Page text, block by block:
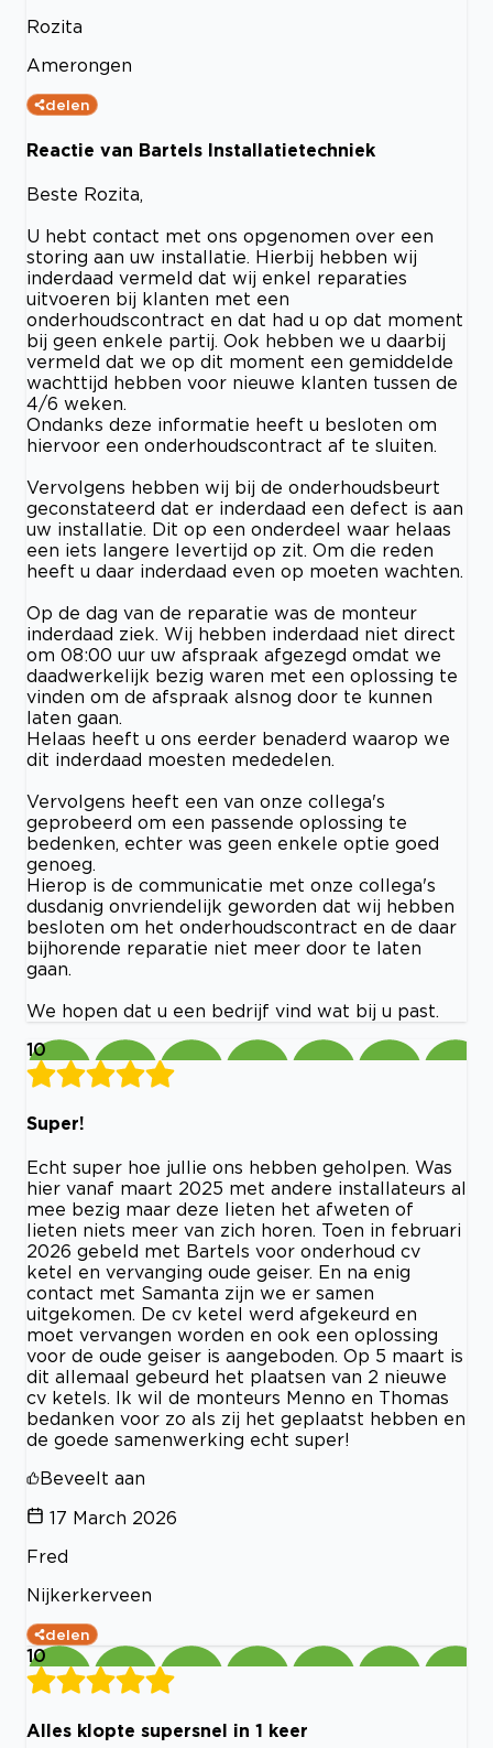
Rozita
Amerongen
delen
Reactie van Bartels Installatietechniek
Beste Rozita,
U hebt contact met ons opgenomen over een
storing aan uw installatie. Hierbij hebben wij
inderdaad vermeld dat wij enkel reparaties
uitvoeren bij klanten met een
onderhoudscontract en dat had u op dat moment
bij geen enkele partij. Ook hebben we u daarbij
vermeld dat we op dit moment een gemiddelde
wachttijd hebben voor nieuwe klanten tussen de
4/6 weken.
Ondanks deze informatie heeft u besloten om
hiervoor een onderhoudscontract af te sluiten.
Vervolgens hebben wij bij de onderhoudsbeurt
geconstateerd dat er inderdaad een defect is aan
uw installatie. Dit op een onderdeel waar helaas
een iets langere levertijd op zit. Om die reden
heeft u daar inderdaad even op moeten wachten.
Op de dag van de reparatie was de monteur
inderdaad ziek. Wij hebben inderdaad niet direct
om 08:00 uur uw afspraak afgezegd omdat we
daadwerkelijk bezig waren met een oplossing te
vinden om de afspraak alsnog door te kunnen
laten gaan.
Helaas heeft u ons eerder benaderd waarop we
dit inderdaad moesten mededelen.
Vervolgens heeft een van onze collega's
geprobeerd om een passende oplossing te
bedenken, echter was geen enkele optie goed
genoeg.
Hierop is de communicatie met onze collega's
dusdanig onvriendelijk geworden dat wij hebben
besloten om het onderhoudscontract en de daar
bijhorende reparatie niet meer door te laten
gaan.
We hopen dat u een bedrijf vind wat bij u past.
10
Super!
Echt super hoe jullie ons hebben geholpen. Was
hier vanaf maart 2025 met andere installateurs al
mee bezig maar deze lieten het afweten of
lieten niets meer van zich horen. Toen in februari
2026 gebeld met Bartels voor onderhoud cv
ketel en vervanging oude geiser. En na enig
contact met Samanta zijn we er samen
uitgekomen. De cv ketel werd afgekeurd en
moet vervangen worden en ook een oplossing
voor de oude geiser is aangeboden. Op 5 maart is
dit allemaal gebeurd het plaatsen van 2 nieuwe
cv ketels. Ik wil de monteurs Menno en Thomas
bedanken voor zo als zij het geplaatst hebben en
de goede samenwerking echt super!
Beveelt aan
17 March 2026
Fred
Nijkerkerveen
delen
10
Alles klopte supersnel in 1 keer